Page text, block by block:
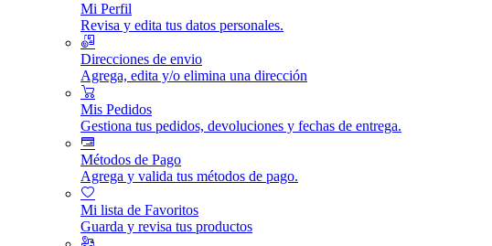
Mi Perfil
Revisa y edita tus datos personales.
Direcciones de envio
Agrega, edita y/o elimina una dirección
Mis Pedidos
Gestiona tus pedidos, devoluciones y fechas de entrega.
Métodos de Pago
Agrega y valida tus métodos de pago.
Mi lista de Favoritos
Guarda y revisa tus productos